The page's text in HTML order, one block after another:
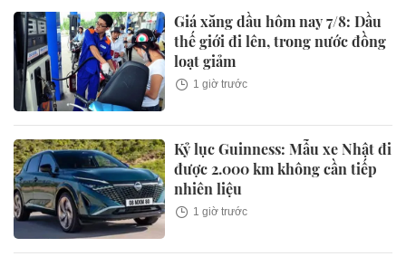
Giá xăng dầu hôm nay 7/8: Dầu
thế giới đi lên, trong nước đồng
loạt giảm
1 giờ trước
Kỷ lục Guinness: Mẫu xe Nhật đi
được 2.000 km không cần tiếp
nhiên liệu
1 giờ trước